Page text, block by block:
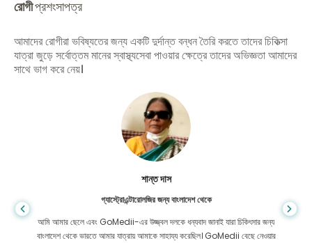
রোগীপ্রশংসাপত্র
আমাদের রোগীরা ভবিষ্যতের জন্য একটি দুর্দান্ত বন্ধন তৈরি করতে তাদের চিকিত্সা
যাত্রা জুড়ে সর্বোত্তম মানের স্বাস্থ্যসেবা পাওয়ার ক্ষেত্রে তাদের অভিজ্ঞতা আমাদের
সাথে ভাগ করে নেয়।
শান্ত দাস
গ্যাস্ট্রোএন্টারোলজির জন্য বাংলাদেশ থেকে
আমি আমার ছেলে এবং GoMedii-এর উজ্জ্বল দলকে ধন্যবাদ জানাই যারা চিকিৎসার জন্য
বাংলাদেশ থেকে ভারতে আমার যাত্রায় আমাকে সাহায্য করেছিল। GoMedii বেছে নেওয়ার